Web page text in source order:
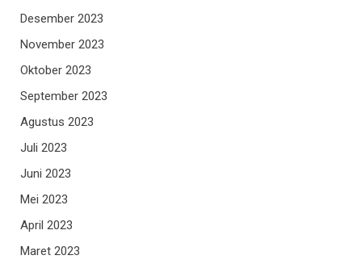
Desember 2023
November 2023
Oktober 2023
September 2023
Agustus 2023
Juli 2023
Juni 2023
Mei 2023
April 2023
Maret 2023